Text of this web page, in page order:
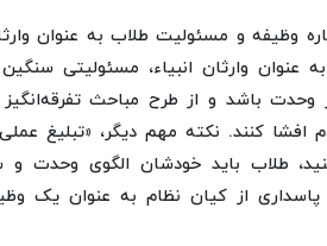
وظیفه و مسئولیت طلاب به عنوان
وارثان انبیاء، مسئولیتی
باشد و از طرح مباحث تفرقه‌انگیز
افشا کنند. نکته مهم دیگر، «تبلیغ
طلاب باید خودشان الگوی وحدت
از کیان نظام به عنوان یک